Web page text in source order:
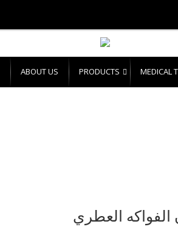
ABOUT US PRODUCTS MEDICAL
الفواكه العطري